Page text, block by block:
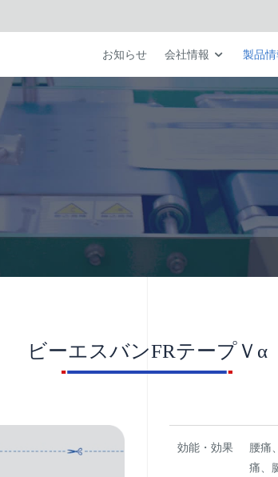
お知らせ 会社情報 製品情
ビーエスバンFRテープＶα
効能・効果
腰痛
痛、